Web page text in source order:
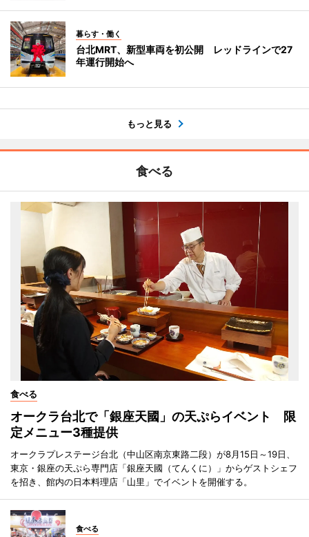
暮らす・働く
台北MRT、新型車両を初公開 レッドラインで27
年運行開始へ
もっと見る
食べる
食べる
オークラ台北で「銀座天國」の天ぷらイベント 限
定メニュー3種提供
オークラプレステージ台北（中山区南京東路二段）が8月15日～19日、
東京・銀座の天ぷら専門店「銀座天國（てんくに）」からゲストシェフ
を招き、館内の日本料理店「山里」でイベントを開催する。
食べる